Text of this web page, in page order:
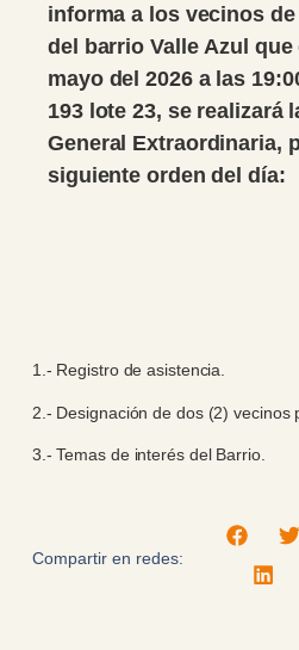
informa a los vecinos
del barrio Valle Azul que
mayo del 2026 a las
193 lote 23, se realizará
General Extraordinaria,
siguiente orden del día:
1.- Registro de asistencia.
2.- Designación de dos (2) vecinos
3.- Temas de interés del Barrio.
Compartir en redes: